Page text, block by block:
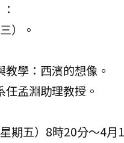
）。
學：西濱的想像。
孟淵助理教授。
期五）8時20分～4月